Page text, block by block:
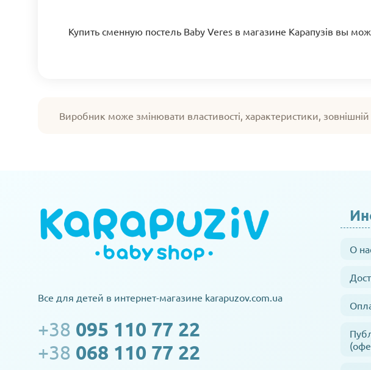
Купить сменную постель Baby Veres в магазине Карапузів вы
Виробник може змінювати властивості, характеристики,
Все для детей в интернет-магазине karapuzov.com.ua
+38 095 110 77 22
+38 068 110 77 22
О